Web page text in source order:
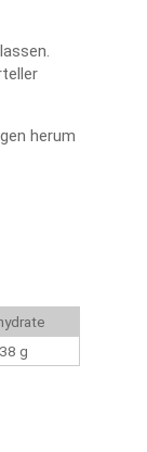
herum
g